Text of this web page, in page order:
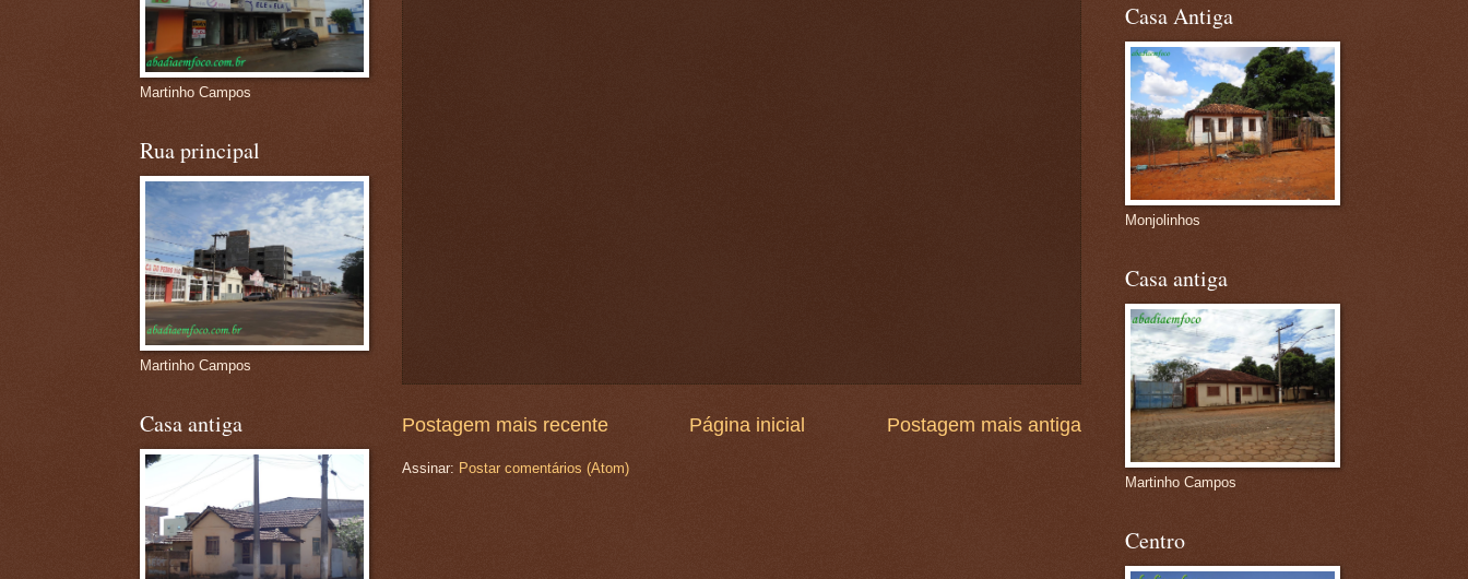
Postagem mais recente Postagem mais antiga
Página inicial
Assinar: Postar comentários (Atom)
Martinho Campos
Rua principal
Martinho Campos
Casa antiga
Casa Antiga
Monjolinhos
Casa antiga
Martinho Campos
Centro